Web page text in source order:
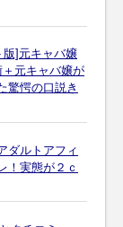
版]元キャバ嬢
元キャバ嬢が
驚愕の口説き
ダルトアフィ
！実態が２ｃ